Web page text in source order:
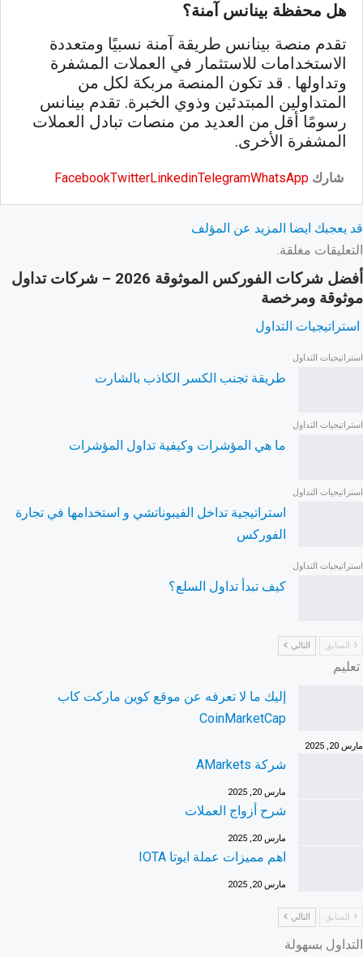
هل محفظة بينانس آمنة؟
تقدم منصة بينانس طريقة آمنة نسبيًا ومتعددة
الاستخدامات للاستثمار في العملات المشفرة
وتداولها . قد تكون المنصة مربكة لكل من
المتداولين المبتدئين وذوي الخبرة. تقدم بينانس
رسومًا أقل من العديد من منصات تبادل العملات
المشفرة الأخرى.
شارك FacebookTwitterLinkedinTelegramWhatsApp
قد يعجبك ايضا المزيد عن المؤلف
التعليقات مغلقة.
أفضل شركات الفوركس الموثوقة 2026 – شركات تداول
موثوقة ومرخصة
استراتيجيات التداول
استراتيجيات التداول
طريقة تجنب الكسر الكاذب بالشارت
استراتيجيات التداول
ما هي المؤشرات وكيفية تداول المؤشرات
استراتيجيات التداول
استراتيجية تداخل الفيبوناتشي و استخدامها في تجارة
الفوركس
استراتيجيات التداول
كيف تبدأ تداول السلع؟
السابق التالي
تعليم
إليك ما لا تعرفه عن موقع كوين ماركت كاب
CoinMarketCap
مارس 20, 2025
شركة AMarkets
مارس 20, 2025
شرح أزواج العملات
مارس 20, 2025
اهم مميزات عملة ايوتا IOTA
مارس 20, 2025
السابق التالي
التداول بسهولة